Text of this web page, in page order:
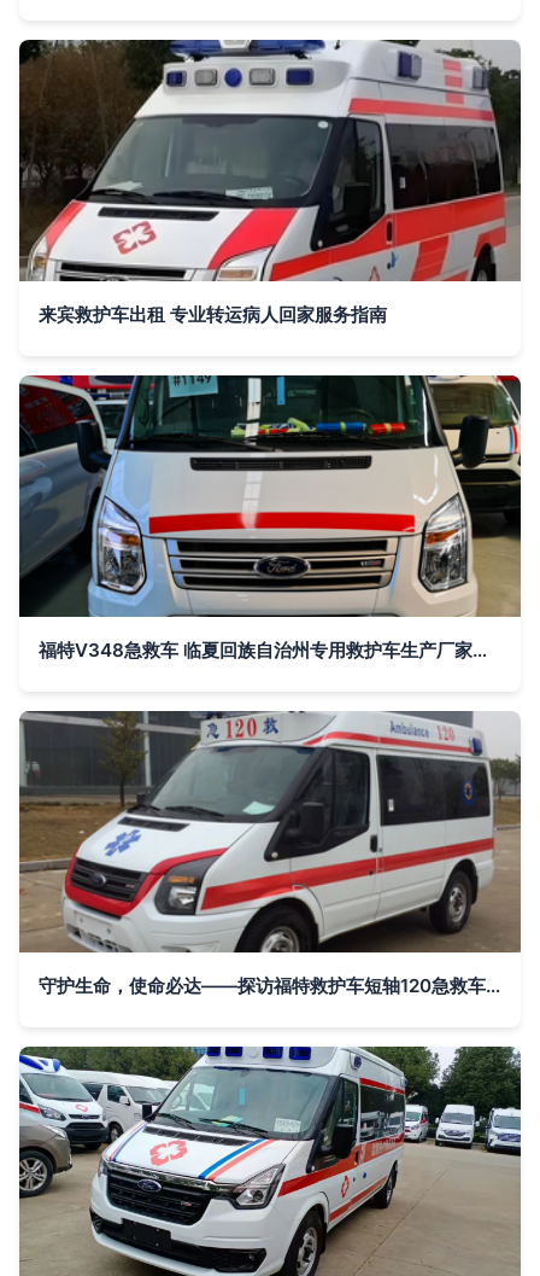
来宾救护车出租 专业转运病人回家服务指南
福特V348急救车 临夏回族自治州专用救护车生产厂家的选择与优势
守护生命，使命必达——探访福特救护车短轴120急救车专业生产厂家